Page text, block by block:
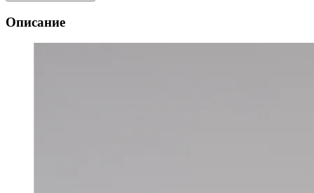
Описание